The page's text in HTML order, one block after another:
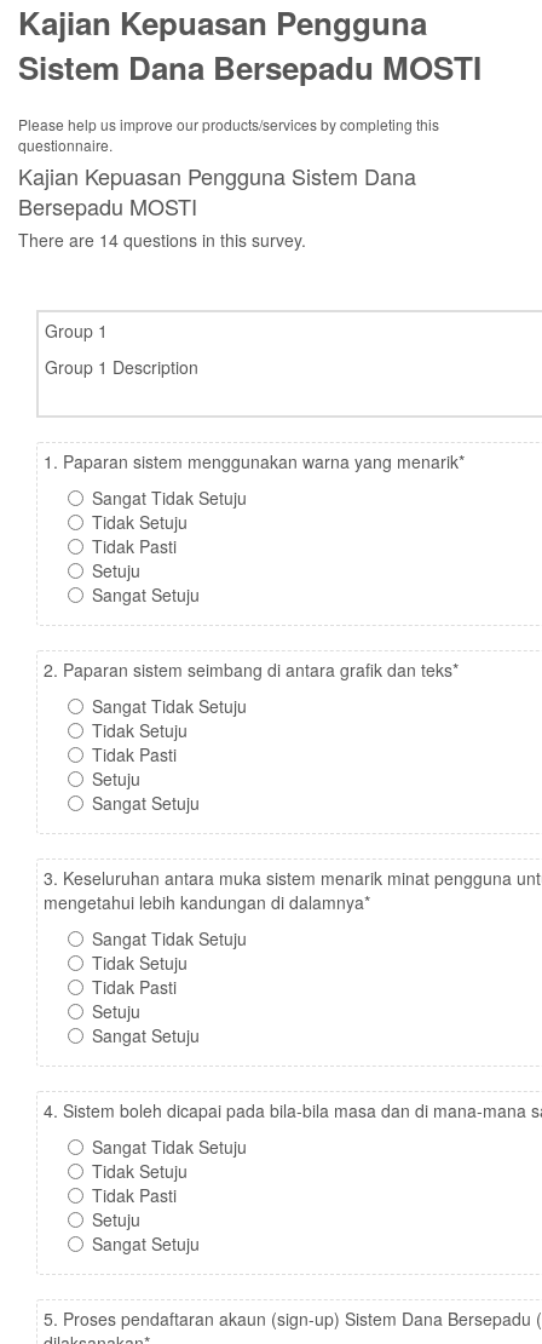
Kajian Kepuasan Pengguna
Sistem Dana Bersepadu MOSTI
Please help us improve our products/services by completing this
questionnaire.
Kajian Kepuasan Pengguna Sistem Dana
Bersepadu MOSTI
There are 14 questions in this survey.
Group 1
Group 1 Description
1. Paparan sistem menggunakan warna yang menarik*
Sangat Tidak Setuju
Tidak Setuju
Tidak Pasti
Setuju
Sangat Setuju
2. Paparan sistem seimbang di antara grafik dan teks*
Sangat Tidak Setuju
Tidak Setuju
Tidak Pasti
Setuju
Sangat Setuju
3. Keseluruhan antara muka sistem menarik minat pengguna
mengetahui lebih kandungan di dalamnya*
Sangat Tidak Setuju
Tidak Setuju
Tidak Pasti
Setuju
Sangat Setuju
4. Sistem boleh dicapai pada bila-bila masa dan di mana-mana
Sangat Tidak Setuju
Tidak Setuju
Tidak Pasti
Setuju
Sangat Setuju
5. Proses pendaftaran akaun (sign-up) Sistem Dana Bersepadu